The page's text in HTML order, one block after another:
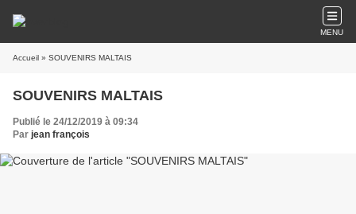
MENU
Accueil » SOUVENIRS MALTAIS
SOUVENIRS MALTAIS
Publié le 24/12/2019 à 09:34
Par jean françois